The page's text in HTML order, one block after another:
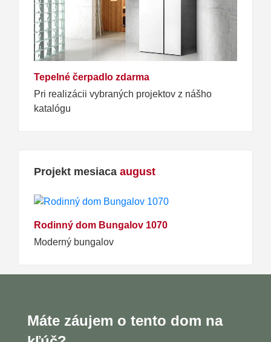
Tepelné čerpadlo zdarma
Pri realizácii vybraných projektov z nášho
katalógu
Projekt mesiaca august
Rodinný dom Bungalov 1070
Moderný bungalov
Máte záujem o tento dom na